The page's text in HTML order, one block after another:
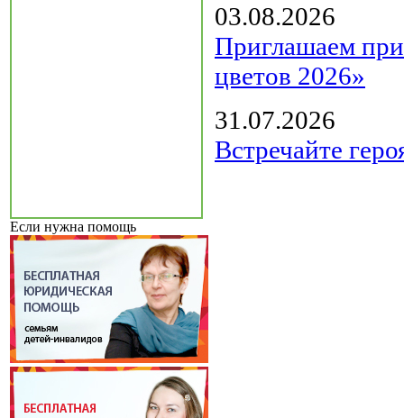
Если нужна помощь
03.08.2026
Приглашаем
цветов 2026»
31.07.2026
Встречайте